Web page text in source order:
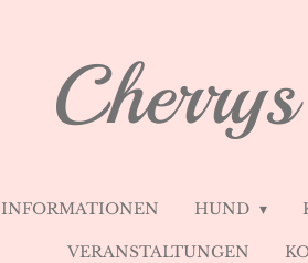
INFORMATIONEN HUND
VERANSTALTUNGEN